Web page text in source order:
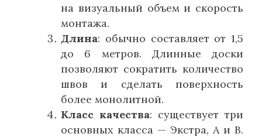
на визуальный объем и скорость
монтажа.
Длина: обычно составляет от 1,5
до 6 метров. Длинные доски
позволяют сократить количество
швов и сделать поверхность
более монолитной.
Класс качества: существует три
основных класса — Экстра, А и В.